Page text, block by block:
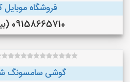
فروشگاه موبایل
09158665710 (بیرجند )
گوشی سامسونگ